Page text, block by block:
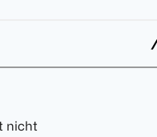
nicht